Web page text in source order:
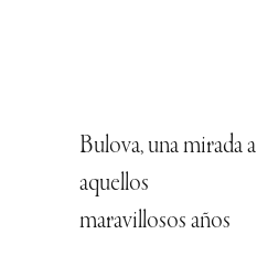
Bulova, una mirada a
aquellos
maravillosos años